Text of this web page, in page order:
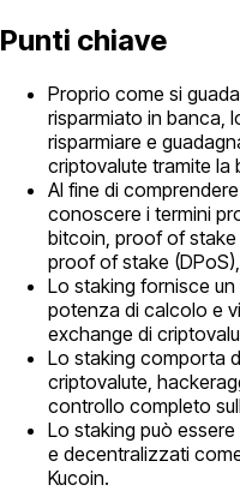
Punti chiave
Proprio come si
risparmiato in banca,
risparmiare e
criptovalute tramite la
Al fine di
conoscere i termini
bitcoin, proof of stake
proof of stake
Lo staking fornisce
potenza di calcolo e
exchange di
Lo staking comporta
criptovalute,
controllo completo
Lo staking può
e decentralizzati
Kucoin.